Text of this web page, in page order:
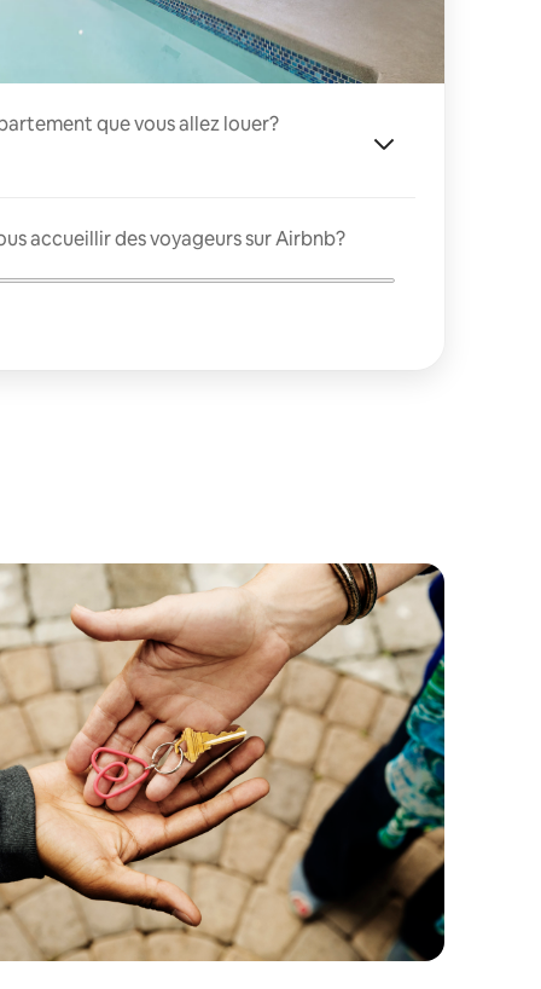
que vous allez louer?
accueillir des voyageurs sur Airbnb?